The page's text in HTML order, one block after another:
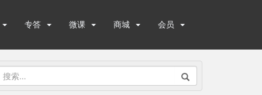
专答 微课 商城 会员
搜
：